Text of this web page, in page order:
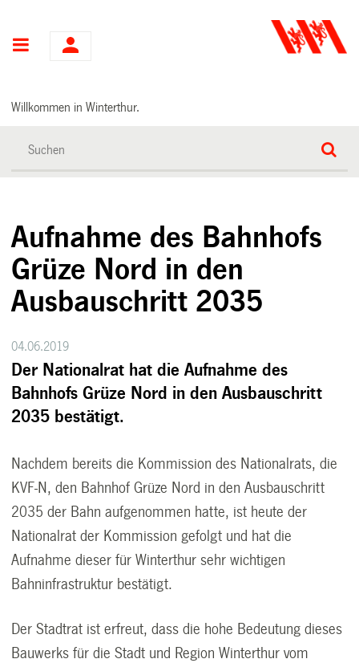
Hauptnavigation
Willkommen in Winterthur.
Aufnahme des Bahnhofs
Grüze Nord in den
Ausbauschritt 2035
04.06.2019
Der Nationalrat hat die Aufnahme des
Bahnhofs Grüze Nord in den Ausbauschritt
2035 bestätigt.
Nachdem bereits die Kommission des Nationalrats, die
KVF-N, den Bahnhof Grüze Nord in den Ausbauschritt
2035 der Bahn aufgenommen hatte, ist heute der
Nationalrat der Kommission gefolgt und hat die
Aufnahme dieser für Winterthur sehr wichtigen
Bahninfrastruktur bestätigt.
Der Stadtrat ist erfreut, dass die hohe Bedeutung dieses
Bauwerks für die Stadt und Region Winterthur vom